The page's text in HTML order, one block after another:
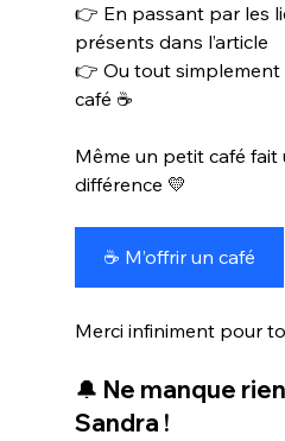
👉 En passant par les
présents dans l’article
👉 Ou tout simplement
café ☕
Même un petit café fait
différence 💛
☕ M’offrir un café
Merci infiniment pour
🔔 Ne manque
Sandra !